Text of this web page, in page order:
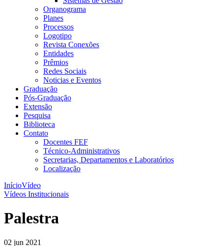
Organograma
Planes
Processos
Logotipo
Revista Conexões
Entidades
Prêmios
Redes Sociais
Noticias e Eventos
Graduação
Pós-Graduação
Extensão
Pesquisa
Biblioteca
Contato
Docentes FEF
Técnico-Administrativos
Secretarias, Departamentos e Laboratórios
Localização
InícioVídeo
Vídeos Institucionais
Palestra
02 jun 2021